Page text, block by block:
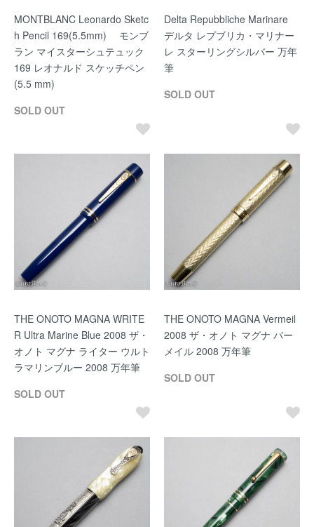
MONTBLANC Leonardo Sketc
h Pencil 169(5.5mm) モンブ
ラン マイスターシュテュック
169 レオナルド スケッチペン
(5.5 mm)
SOLD OUT
Delta Repubbliche Marinare
デルタ レプブリカ・マリナー
レ スターリングシルバー 万年
筆
SOLD OUT
THE ONOTO MAGNA WRITE
R Ultra Marine Blue 2008 ザ・
オノト マグナ ライター ウルト
ラマリンブルー 2008 万年筆
SOLD OUT
THE ONOTO MAGNA Vermeil
2008 ザ・オノト マグナ バー
メイル 2008 万年筆
SOLD OUT